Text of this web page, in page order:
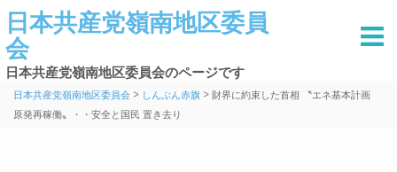
日本共産党嶺南地区委員
会
日本共産党嶺南地区委員会のページです
日本共産党嶺南地区委員会 > しんぶん赤旗 > 財界に約束した首相 〝エネ基本計画
原発再稼働〟・・安全と国民 置き去り